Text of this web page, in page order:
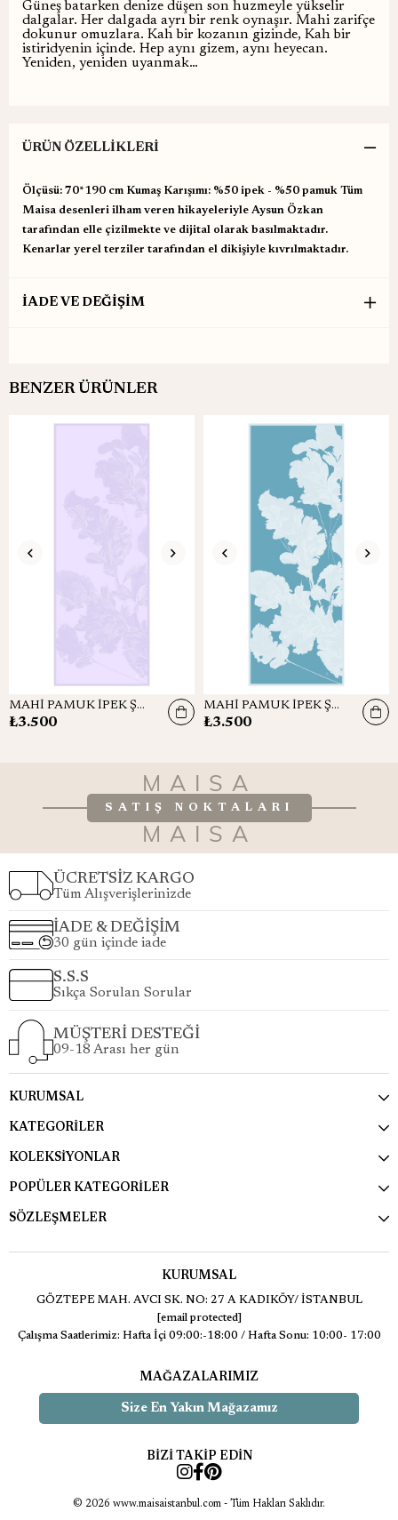
Güneş batarken denize düşen son huzmeyle yükselir
dalgalar. Her dalgada ayrı bir renk oynaşır. Mahi zarifçe
dokunur omuzlara. Kah bir kozanın gizinde, Kah bir
istiridyenin içinde. Hep aynı gizem, aynı heyecan.
Yeniden, yeniden uyanmak…
ÜRÜN ÖZELLIKLERI
Ölçüsü: 70*190 cm Kumaş Karışımı: %50 ipek - %50 pamuk Tüm
Maisa desenleri ilham veren hikayeleriyle Aysun Özkan
tarafından elle çizilmekte ve dijital olarak basılmaktadır.
Kenarlar yerel terziler tarafından el dikişiyle kıvrılmaktadır.
İADE VE DEĞİŞİM
BENZER ÜRÜNLER
MAHİ PAMUK İPEK ŞAL 70*190 – LİLA
₺3.500
MAHİ PAMUK İPEK ŞAL 70*190 – TURKUAZ
₺3.500
MAISA
SATIŞ NOKTALARI
MAISA
ÜCRETSİZ KARGO
Tüm Alışverişlerinizde
İADE & DEĞİŞİM
30 gün içinde iade
S.S.S
Sıkça Sorulan Sorular
MÜŞTERİ DESTEĞİ
09-18 Arası her gün
KURUMSAL
KATEGORİLER
KOLEKSİYONLAR
POPÜLER KATEGORİLER
SÖZLEŞMELER
KURUMSAL
GÖZTEPE MAH. AVCI SK. NO: 27 A KADIKÖY/ İSTANBUL
[email protected]
Çalışma Saatlerimiz: Hafta İçi 09:00:-18:00 / Hafta Sonu: 10:00- 17:00
MAĞAZALARIMIZ
Size En Yakın Mağazamız
BİZİ TAKİP EDİN
© 2026 www.maisaistanbul.com - Tüm Hakları Saklıdır.